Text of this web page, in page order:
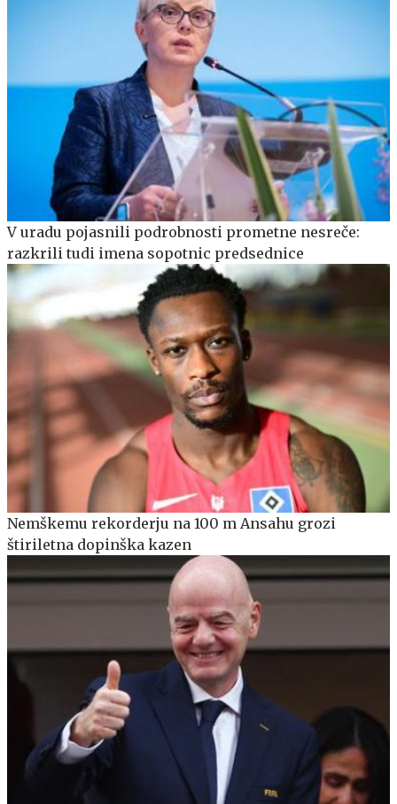
V uradu pojasnili podrobnosti prometne nesreče:
razkrili tudi imena sopotnic predsednice
Nemškemu rekorderju na 100 m Ansahu grozi
štiriletna dopinška kazen